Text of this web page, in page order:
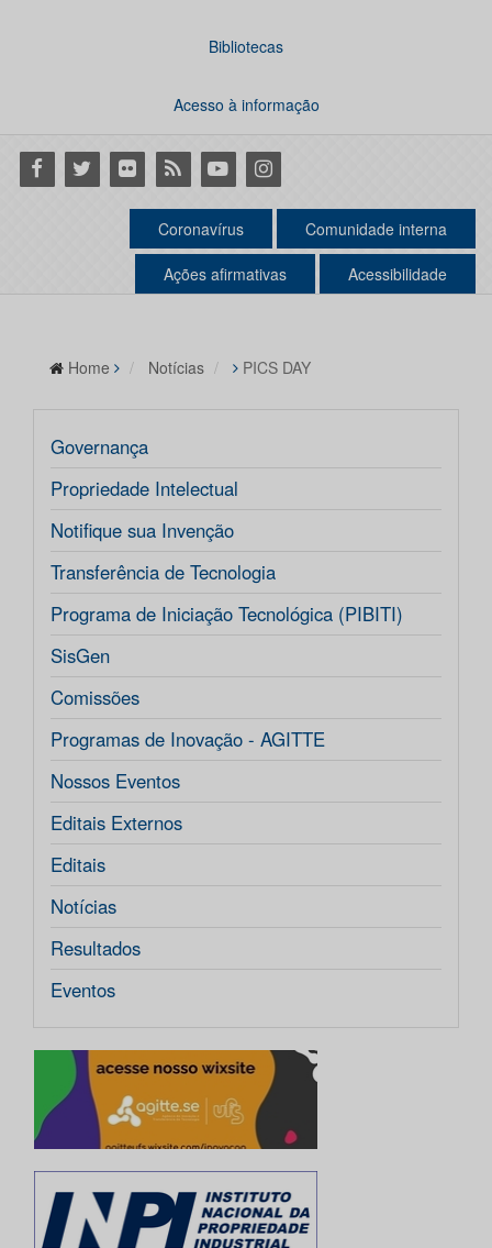
Bibliotecas
Acesso à informação
Facebook
Twitter Flickr RSS YoutubeInstagram
Coronavírus Comunidade interna
Ações afirmativas Acessibilidade
Home Notícias PICS DAY
Governança
Propriedade Intelectual
Notifique sua Invenção
Transferência de Tecnologia
Programa de Iniciação Tecnológica (PIBITI)
SisGen
Comissões
Programas de Inovação - AGITTE
Nossos Eventos
Editais Externos
Editais
Notícias
Resultados
Eventos